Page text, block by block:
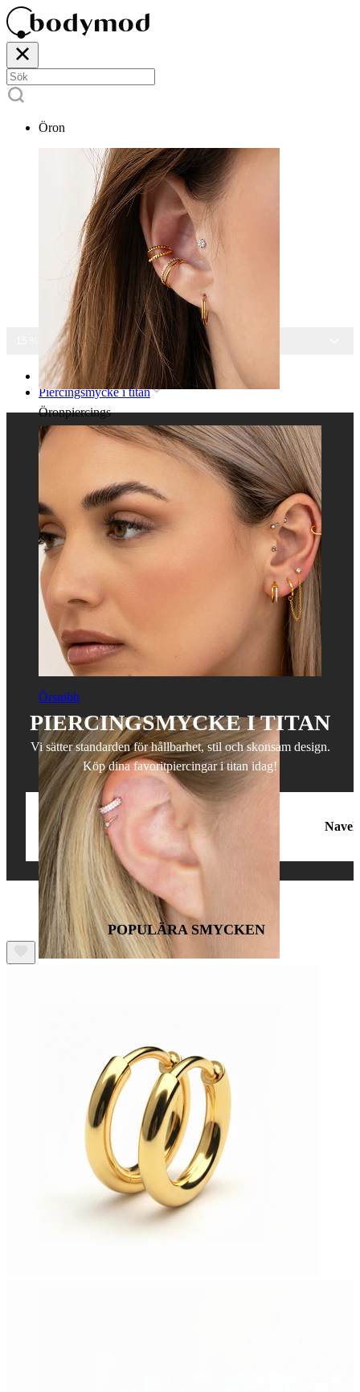
Öron
Öronpiercings
Örsnibb
15 % RABATT PÅ ALLA SMYCKEN
Hem
Piercingsmycke i titan
PIERCINGSMYCKE I TITAN
Vi sätter standarden för hållbarhet, stil och skonsam design.
Köp dina favoritpiercingar i titan idag!
Ring Helix Navel
POPULÄRA SMYCKEN